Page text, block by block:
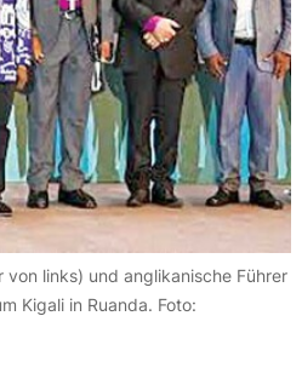
links) und anglikanische Führer
Kigali in Ruanda. Foto: